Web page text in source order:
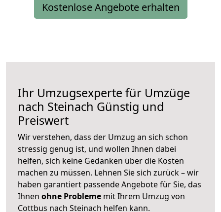
Kostenlose Angebote erhalten
Ihr Umzugsexperte für Umzüge
nach Steinach Günstig und
Preiswert
Wir verstehen, dass der Umzug an sich schon
stressig genug ist, und wollen Ihnen dabei
helfen, sich keine Gedanken über die Kosten
machen zu müssen. Lehnen Sie sich zurück – wir
haben garantiert passende Angebote für Sie, das
Ihnen ohne Probleme mit Ihrem Umzug von
Cottbus nach Steinach helfen kann.